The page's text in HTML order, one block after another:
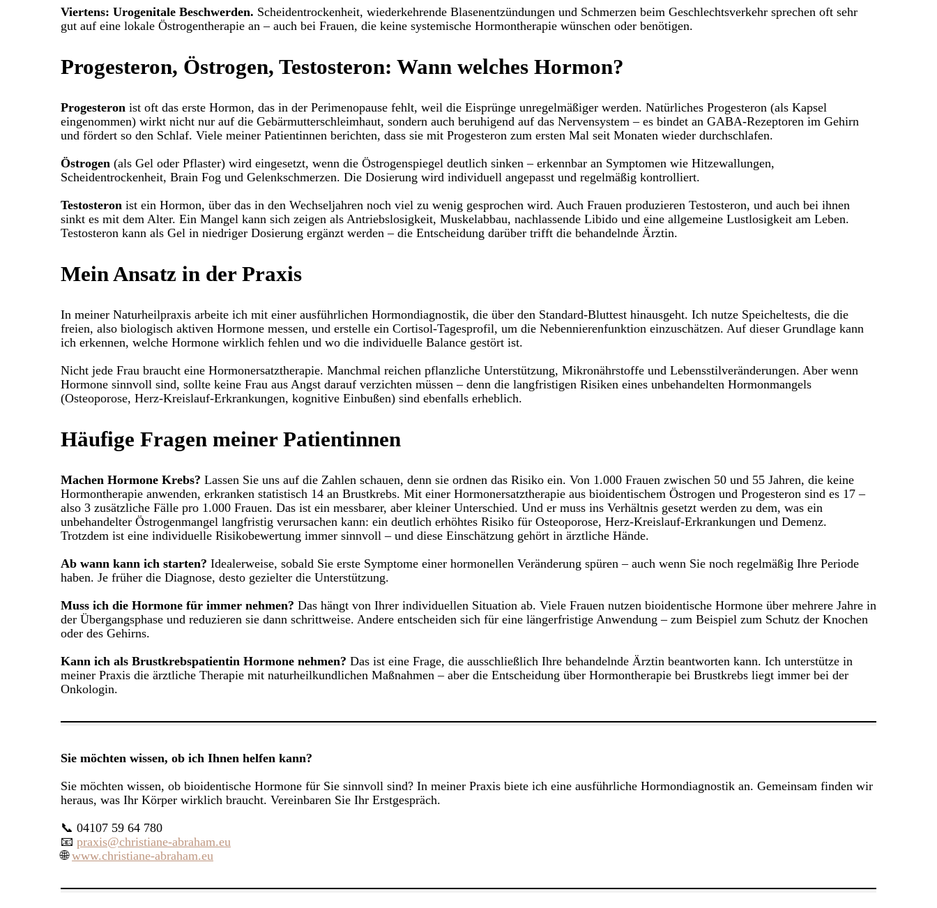
Viertens: Urogenitale Beschwerden. Scheidentrockenheit, wiederkehrende Blasenentzündungen und Schmerzen beim Geschlechtsverkehr sprechen oft sehr
gut auf eine lokale Östrogentherapie an – auch bei Frauen, die keine systemische Hormontherapie wünschen oder benötigen.
Progesteron, Östrogen, Testosteron: Wann welches Hormon?
Progesteron ist oft das erste Hormon, das in der Perimenopause fehlt, weil die Eisprünge unregelmäßiger werden. Natürliches Progesteron (als Kapsel
eingenommen) wirkt nicht nur auf die Gebärmutterschleimhaut, sondern auch beruhigend auf das Nervensystem – es bindet an GABA-Rezeptoren im Gehirn
und fördert so den Schlaf. Viele meiner Patientinnen berichten, dass sie mit Progesteron zum ersten Mal seit Monaten wieder durchschlafen.
Östrogen (als Gel oder Pflaster) wird eingesetzt, wenn die Östrogenspiegel deutlich sinken – erkennbar an Symptomen wie Hitzewallungen,
Scheidentrockenheit, Brain Fog und Gelenkschmerzen. Die Dosierung wird individuell angepasst und regelmäßig kontrolliert.
Testosteron ist ein Hormon, über das in den Wechseljahren noch viel zu wenig gesprochen wird. Auch Frauen produzieren Testosteron, und auch bei ihnen
sinkt es mit dem Alter. Ein Mangel kann sich zeigen als Antriebslosigkeit, Muskelabbau, nachlassende Libido und eine allgemeine Lustlosigkeit am Leben.
Testosteron kann als Gel in niedriger Dosierung ergänzt werden – die Entscheidung darüber trifft die behandelnde Ärztin.
Mein Ansatz in der Praxis
In meiner Naturheilpraxis arbeite ich mit einer ausführlichen Hormondiagnostik, die über den Standard-Bluttest hinausgeht. Ich nutze Speicheltests, die die
freien, also biologisch aktiven Hormone messen, und erstelle ein Cortisol-Tagesprofil, um die Nebennierenfunktion einzuschätzen. Auf dieser Grundlage kann
ich erkennen, welche Hormone wirklich fehlen und wo die individuelle Balance gestört ist.
Nicht jede Frau braucht eine Hormonersatztherapie. Manchmal reichen pflanzliche Unterstützung, Mikronährstoffe und Lebensstilveränderungen. Aber wenn
Hormone sinnvoll sind, sollte keine Frau aus Angst darauf verzichten müssen – denn die langfristigen Risiken eines unbehandelten Hormonmangels
(Osteoporose, Herz-Kreislauf-Erkrankungen, kognitive Einbußen) sind ebenfalls erheblich.
Häufige Fragen meiner Patientinnen
Machen Hormone Krebs? Lassen Sie uns auf die Zahlen schauen, denn sie ordnen das Risiko ein. Von 1.000 Frauen zwischen 50 und 55 Jahren, die keine
Hormontherapie anwenden, erkranken statistisch 14 an Brustkrebs. Mit einer Hormonersatztherapie aus bioidentischem Östrogen und Progesteron sind es 17 –
also 3 zusätzliche Fälle pro 1.000 Frauen. Das ist ein messbarer, aber kleiner Unterschied. Und er muss ins Verhältnis gesetzt werden zu dem, was ein
unbehandelter Östrogenmangel langfristig verursachen kann: ein deutlich erhöhtes Risiko für Osteoporose, Herz-Kreislauf-Erkrankungen und Demenz.
Trotzdem ist eine individuelle Risikobewertung immer sinnvoll – und diese Einschätzung gehört in ärztliche Hände.
Ab wann kann ich starten? Idealerweise, sobald Sie erste Symptome einer hormonellen Veränderung spüren – auch wenn Sie noch regelmäßig Ihre Periode
haben. Je früher die Diagnose, desto gezielter die Unterstützung.
Muss ich die Hormone für immer nehmen? Das hängt von Ihrer individuellen Situation ab. Viele Frauen nutzen bioidentische Hormone über mehrere Jahre in
der Übergangsphase und reduzieren sie dann schrittweise. Andere entscheiden sich für eine längerfristige Anwendung – zum Beispiel zum Schutz der Knochen
oder des Gehirns.
Kann ich als Brustkrebspatientin Hormone nehmen? Das ist eine Frage, die ausschließlich Ihre behandelnde Ärztin beantworten kann. Ich unterstütze in
meiner Praxis die ärztliche Therapie mit naturheilkundlichen Maßnahmen – aber die Entscheidung über Hormontherapie bei Brustkrebs liegt immer bei der
Onkologin.
Sie möchten wissen, ob ich Ihnen helfen kann?
Sie möchten wissen, ob bioidentische Hormone für Sie sinnvoll sind? In meiner Praxis biete ich eine ausführliche Hormondiagnostik an. Gemeinsam finden wir
heraus, was Ihr Körper wirklich braucht. Vereinbaren Sie Ihr Erstgespräch.
📞 04107 59 64 780
📧 praxis@christiane-abraham.eu
🌐www.christiane-abraham.eu